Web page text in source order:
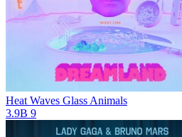
Heat Waves Glass Animals
3.9B 9